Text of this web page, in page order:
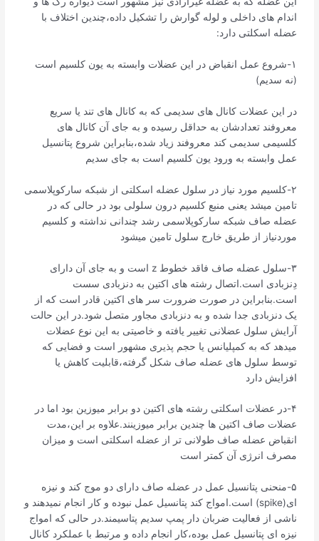
اندام های داخلی و لوله گوارش را تشکیل داده،چندین اختلاف با
عضله اسکلتی دارد:
۱-شروع عمل انقباض در این عضلات وابسته به یون کلسیم است
(نه سدیم)
در این عضلات کانال های سدیمی که به کانال های تند یا سریع
معروفند تعدادشان به حداقل رسیده و به جای آن کانال های
کلسیمی سدیمی کند معروفند زیاد شده،بنابراین شروع پتانسیل
عمل وابسته به ورود یون کلسیم است به جای سدیم
۲-کلسیم مورد نیاز در سلول عضله اسکلتی از شبکه سارکوپلاسمی
تامین میشد یعنی منبع کلسیم درون سلولی بود در حالی که در
عضله صاف شبکه سارکوپلاسمی رشد چندانی نداشته و کلسیم
موردنیاز از طریق خارج سلول تامین میشود
۳-سلول عضله صاف فاقد خطوط z است و به جای آن دارای
دِنزبادی است.اتصال رشته های اکتین به دنزبادی سست
است.بنابراین در صورت ضرورت سر های اکتین قادر است که از
یک دنزبادی جدا شده و به دنزبادی مجاور متصل شود.در این حالت
آرایش سلول عضلانی تغییر یافته و خاصیتی به این نوع عضلات
میدهد که به کمپلیانس یا حجم پذیری مشهور است و فضایی که
توسط سلول های عضله صاف شکل گرفته،قابلیت کاهش یا
افزایش دارد
۴-در عضلات اسکلتی رشته های اکتین دو برابر میوزین بود اما در
عضلات صاف اکتین ها چندین برابر میوزینند.علاوه بر این،مدت
انقباض عضله صاف طولانی تر از عضله اسکلتی است و میزان
مصرف انرژی آن کمتر است
۵-منحنی پتانسیل عمل در عضله صاف دارای دو موج کند و نیزه
ای(spike) است.امواج کند پتانسیل عمل نبوده و کار انجام نمیدهند و
ناشی از فعالیت ضربان دار پمپ سدیم پتاسیمند.در حالی که امواج
نیزه ای پتانسیل عمل بوده،کار انجام داده و مرتبط با عملکرد کانال